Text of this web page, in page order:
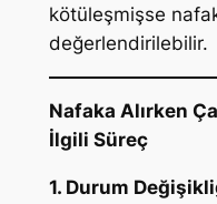
kötüleşmişse
değerlendirilebilir.
Nafaka Alırken
İlgili Süreç
1. Durum